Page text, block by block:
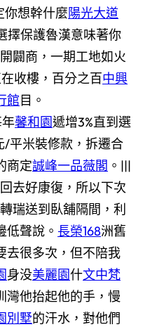
你想幹什麼陽光大道
擇保護魯漢意味著你
闢商，一期工地如火
收樓，百分之百中興
館目。
馨和園遞增3%直到選
平米裝修款，拆遷合
商定誠峰一品薇閣 。|||
去好康復，所以下次
瑞送到臥舖隔間，利
低聲說。 長榮168洲舊
去很多次，但不陪我
身没美麗園什文中梵
灣他抬起他的手，慢
別墅的汗水，對他們